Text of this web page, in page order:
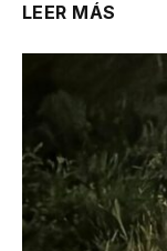
LEER MÁS